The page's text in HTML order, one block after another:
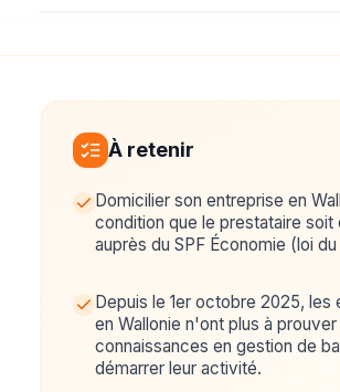
À retenir
Domicilier son entreprise en
condition que le prestataire soit
auprès du SPF Économie (loi
Depuis le 1er octobre 2025, les
en Wallonie n'ont plus à
connaissances en gestion de
démarrer leur activité.